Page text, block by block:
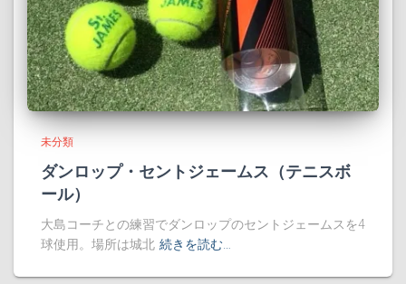
未分類
ダンロップ・セントジェームス（テニスボ
ール）
大島コーチとの練習でダンロップのセントジェームスを4
球使用。場所は城北 続きを読む…